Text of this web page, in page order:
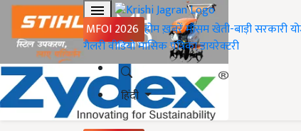
MFOI 2026 होमख़बरेंमौसमखेती-बाड़ीसरकारी
गैलरीवीडियोमासिक पत्रिकाडायरेक्टरी
हिंदी